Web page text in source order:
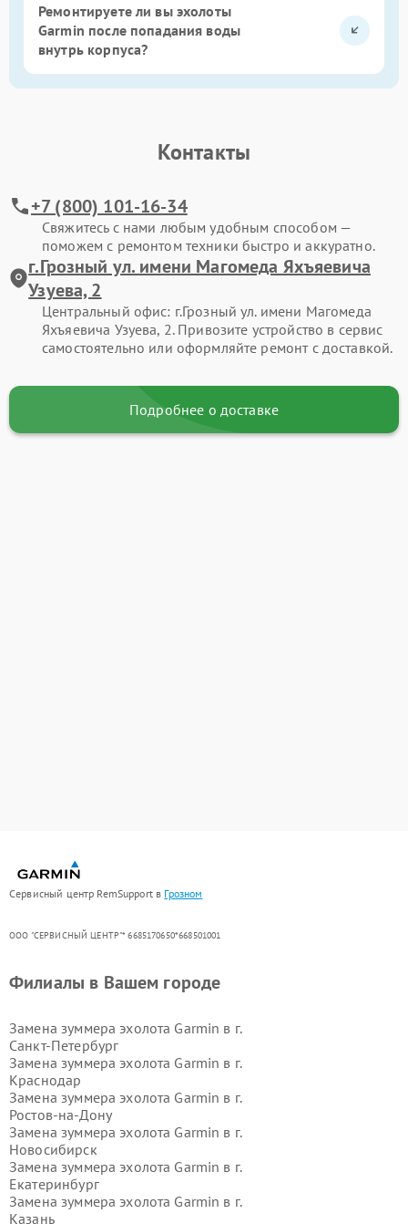
Ремонтируете ли вы эхолоты
Garmin после попадания воды
внутрь корпуса?
Контакты
+7 (800) 101-16-34
Свяжитесь с нами любым удобным способом —
поможем с ремонтом техники быстро и аккуратно.
г.Грозный ул. имени Магомеда Яхъяевича
Узуева, 2
Центральный офис: г.Грозный ул. имени Магомеда
Яхъяевича Узуева, 2. Привозите устройство в сервис
самостоятельно или оформляйте ремонт с доставкой.
Подробнее о доставке
Сервисный центр RemSupport в Грозном
ООО "СЕРВИСНЫЙ ЦЕНТР"* 6685170650*668501001
Филиалы в Вашем городе
Замена зуммера эхолота Garmin в г.
Санкт-Петербург
Замена зуммера эхолота Garmin в г.
Краснодар
Замена зуммера эхолота Garmin в г.
Ростов-на-Дону
Замена зуммера эхолота Garmin в г.
Новосибирск
Замена зуммера эхолота Garmin в г.
Екатеринбург
Замена зуммера эхолота Garmin в г.
Казань